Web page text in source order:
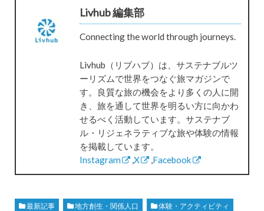
Livhub 編集部
Connecting the world through journeys.
Livhub（リブハブ）は、サステナブルツ
ーリズムで世界をつなぐ旅マガジンで
す。良質な旅の機会をより多くの人に開
き、旅を通して世界を明るい方に向かわ
せるべく活動しています。サステナブ
ル・リジェネラティブな旅や体験の情報
を掲載しています。
Instagram
,X ,Facebook
最新記事 地方創生・関係人口
体験・アクティビティ